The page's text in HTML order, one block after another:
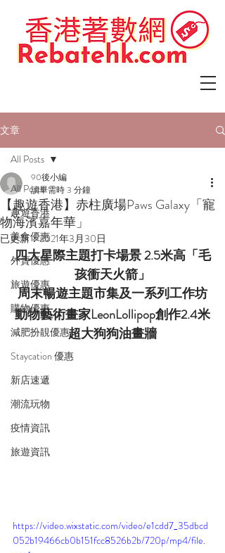
文章
All Posts
趣遊香港
美食優惠
外賣優惠
旅遊優惠
購物優惠
減肥扮靚優惠
Staycation 優惠
新店速遞
潮流玩物
疫情資訊
旅遊資訊
All Posts
【趣遊香港】赤柱廣場Paws Galaxy「寵
物海濱嘉年華」
90後小編
讀畢需時 3 分鐘
已更新：2021年3月30日
四大星際主題打卡場景 2.5米高「毛
孩衝天火箭」
周末暢遊主題市集及一系列工作坊
動物藝術畫家LeonLollipop創作2.4米
超大狗狗油畫牆
https://video.wixstatic.com/video/e1cdd7_35dbcd
052b19466cb0b151fcc8526b2b/720p/mp4/file.